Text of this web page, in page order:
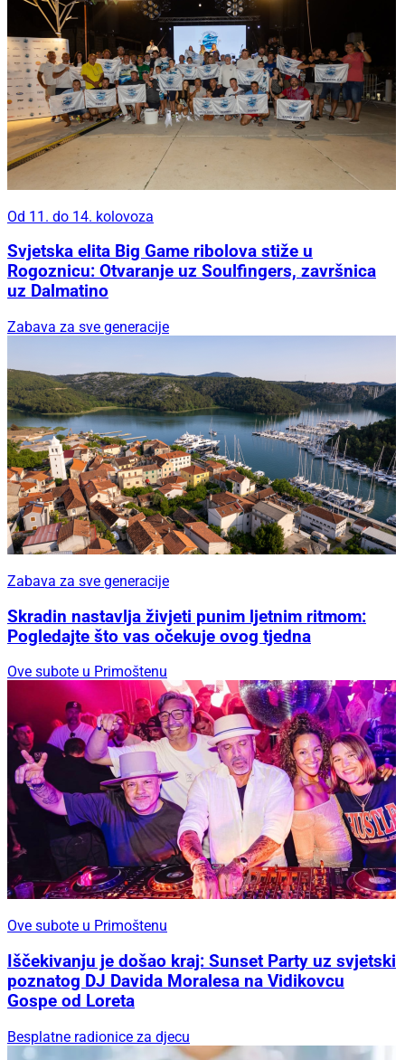
Od 11. do 14. kolovoza
Svjetska elita Big Game ribolova stiže u
Rogoznicu: Otvaranje uz Soulfingers, završnica
uz Dalmatino
Zabava za sve generacije
Zabava za sve generacije
Skradin nastavlja živjeti punim ljetnim ritmom:
Pogledajte što vas očekuje ovog tjedna
Ove subote u Primoštenu
Ove subote u Primoštenu
Iščekivanju je došao kraj: Sunset Party uz svjetski
poznatog DJ Davida Moralesa na Vidikovcu
Gospe od Loreta
Besplatne radionice za djecu